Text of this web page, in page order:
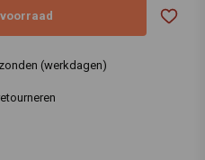
(werkdagen)